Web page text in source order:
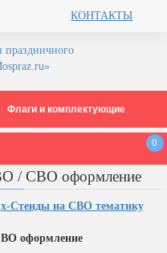
КОНТАКТЫ
Флаги и комплектующие
0
/ СВО оформление
х-Стенды на СВО тематику
оформление